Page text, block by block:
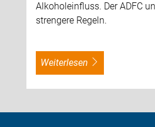
Alkoholeinfluss. Der ADFC
strengere Regeln.
weiterlesen